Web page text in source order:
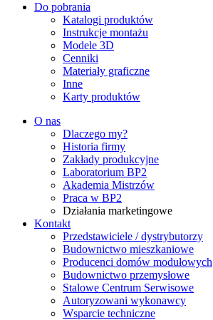
Do pobrania
Katalogi produktów
Instrukcje montażu
Modele 3D
Cenniki
Materiały graficzne
Inne
Karty produktów
O nas
Dlaczego my?
Historia firmy
Zakłady produkcyjne
Laboratorium BP2
Akademia Mistrzów
Praca w BP2
Działania marketingowe
Kontakt
Przedstawiciele / dystrybutorzy
Budownictwo mieszkaniowe
Producenci domów modułowych
Budownictwo przemysłowe
Stalowe Centrum Serwisowe
Autoryzowani wykonawcy
Wsparcie techniczne